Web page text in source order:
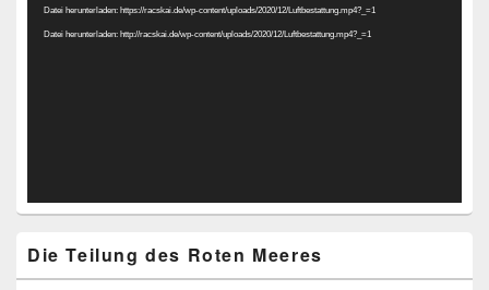
Datei herunterladen: https://racskai.de/wp-content/uploads/2020/12/Luftbestattung.mp4?_=1
Datei herunterladen: http://racskai.de/wp-content/uploads/2020/12/Luftbestattung.mp4?_=1
Die Teilung des Roten Meeres